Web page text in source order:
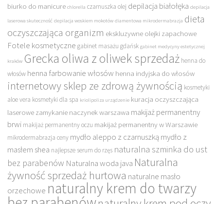
biurko do manicure chlorella czarnuszka olej depilacja białołęka depilacja
laserowa skuteczność depilacja woskiem mokotów diamentowa mikrodermabrazja dieta
oczyszczająca organizm ekskluzywne olejki zapachowe
Fotele kosmetyczne gabinet masażu gdańsk gabinet medycyny estetycznej
kraków Grecka oliwa z oliwek sprzedaż henna do
włosów henna farbowanie włosów henna indyjska do włosów
internetowy sklep ze zdrową żywnością kosmetyki
aloe vera kosmetyki dla spa kriolipoliza urządzenie kuracja oczyszczająca
laserowe zamykanie naczynek warszawa makijaż permanentny
brwi makijaż permanentny oczu makijaż permanentny w Warszawie
mikrodermabrazja ceny mydło aleppo z czarnuszką mydło z
masłem shea najlepsze serum do rzęs naturalna szminka do ust
bez parabenów Naturalna woda java Naturalna
żywność sprzedaż hurtowa naturalne masło
orzechowe naturalny krem do twarzy